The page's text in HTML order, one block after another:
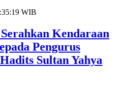
WIB
Kendaraan
Pengurus
Sultan Yahya